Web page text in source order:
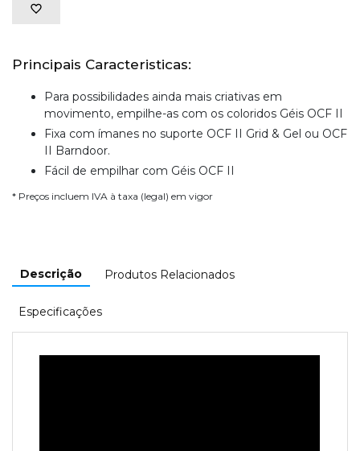
Principais Caracteristicas:
Para possibilidades ainda mais criativas em
movimento, empilhe-as com os coloridos Géis OCF II
Fixa com ímanes no suporte OCF II Grid & Gel ou OCF
II Barndoor.
Fácil de empilhar com Géis OCF II
* Preços incluem IVA à taxa (legal) em vigor
Descrição Produtos Relacionados
Especificações